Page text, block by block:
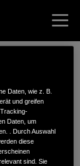
Daten, wie z. B.
und greifen
Daten, um
. Durch Auswahl
diese
sind. Sie